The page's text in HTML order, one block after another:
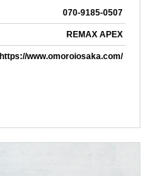
070-9185-0507
REMAX APEX
https://www.omoroiosaka.com/